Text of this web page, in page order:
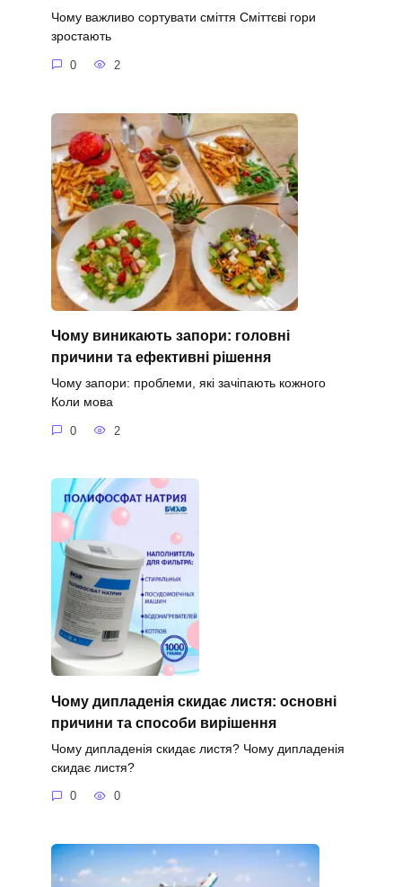
Чому важливо сортувати сміття Сміттєві гори
зростають
0 2
Чому виникають запори: головні
причини та ефективні рішення
Чому запори: проблеми, які зачіпають кожного
Коли мова
0 2
Чому дипладенія скидає листя: основні
причини та способи вирішення
Чому дипладенія скидає листя? Чому дипладенія
скидає листя?
0 0